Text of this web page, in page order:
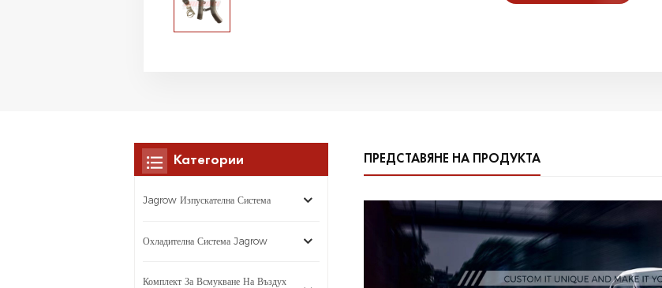
ПРЕДСТАВЯНЕ НА ПРОДУКТА
Категории
Jagrow Изпускателна Система
Охладителна Система Jagrow
Комплект За Всмукване На Въздух